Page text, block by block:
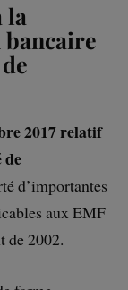
la
2017 relatif
de
d’importantes
aux EMF
de 2002.